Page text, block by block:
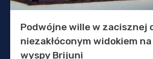
Podwójne wille w zacisznej
niezakłóconym widokiem
wyspy Brijuni